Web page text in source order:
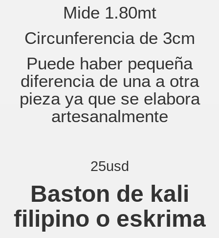
Mide 1.80mt
Circunferencia de 3cm
Puede haber pequeña
diferencia de una a otra
pieza ya que se elabora
artesanalmente
25usd
Baston de kali
filipino o eskrima